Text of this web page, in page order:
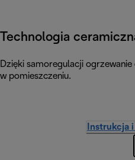
Technologia
Dzięki samoregulacji
w pomieszczeniu.
Instrukcja